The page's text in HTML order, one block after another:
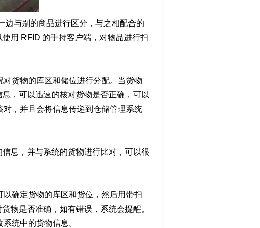
边与别的商品进行区分，与之相配合的
用 RFID 的手持客户端，对物品进行扫
货物的库区和储位进行分配。当货物
，可以迅速的核对货物是否正确，可以
，并且会将信息传递到仓储管理系统
息，并与系统的货物进行比对，可以很
确定货物的库区和货位，然后用带扫
物是否准确，如有错误，系统会提醒。
统中的货物信息。